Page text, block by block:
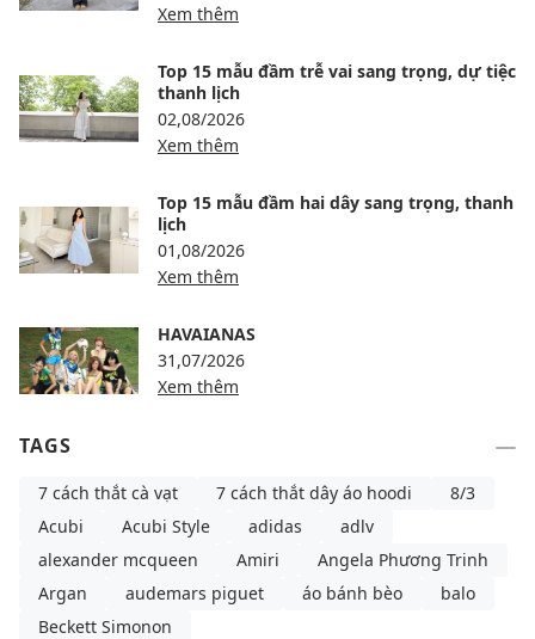
Xem thêm
Top 15 mẫu đầm trễ vai sang trọng, dự tiệc
thanh lịch
02,08/2026
Xem thêm
Top 15 mẫu đầm hai dây sang trọng, thanh
lịch
01,08/2026
Xem thêm
HAVAIANAS
31,07/2026
Xem thêm
TAGS
7 cách thắt cà vạt 7 cách thắt dây áo hoodi
8/3
Acubi
Acubi Style adidas
adlv
alexander mcqueen
Amiri
Angela Phương Trinh
Argan
audemars piguet áo bánh bèo
balo
Beckett Simonon